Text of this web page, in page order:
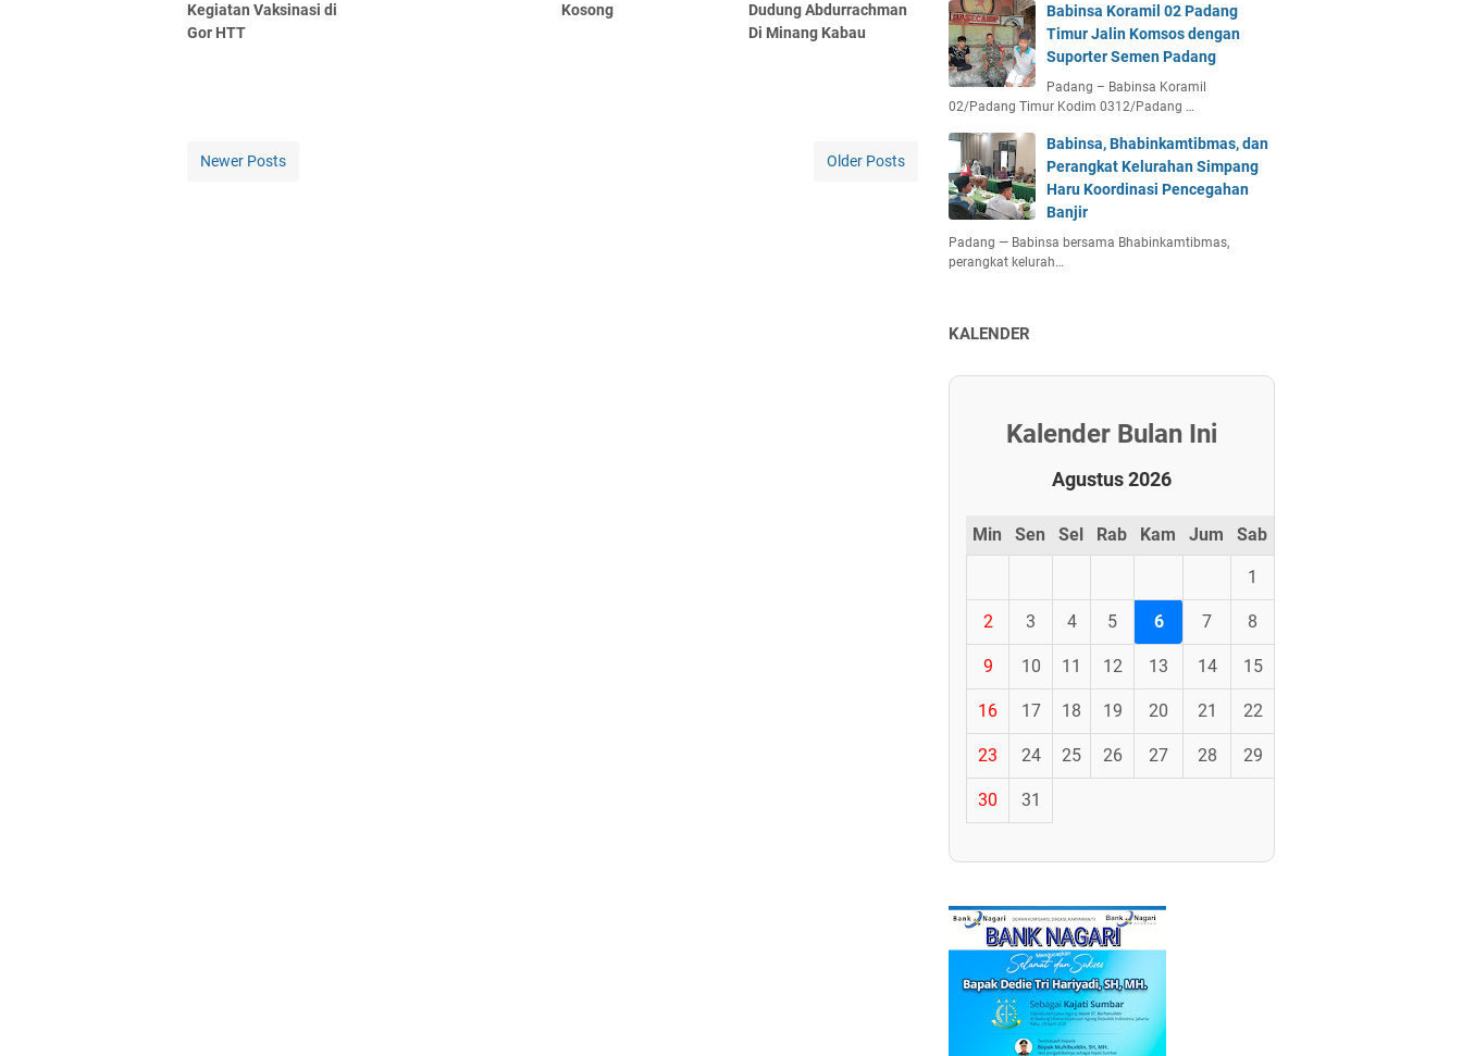
Kegiatan Vaksinasi di
Gor HTT
Kosong
Dudung Abdurrachman
Di Minang Kabau
Newer Posts Older Posts
Babinsa Koramil 02 Padang
Timur Jalin Komsos dengan
Suporter Semen Padang
Padang – Babinsa Koramil
02/Padang Timur Kodim 0312/Padang …
Babinsa, Bhabinkamtibmas, dan
Perangkat Kelurahan Simpang
Haru Koordinasi Pencegahan
Banjir
Padang — Babinsa bersama Bhabinkamtibmas,
perangkat kelurah…
KALENDER
Kalender Bulan Ini
Agustus 2026
Min Sen Sel Rab Kam Jum Sab
1
2 3 4 5 6 7 8
9 10 11 12 13 14 15
16 17 18 19 20 21 22
23 24 25 26 27 28 29
30 31